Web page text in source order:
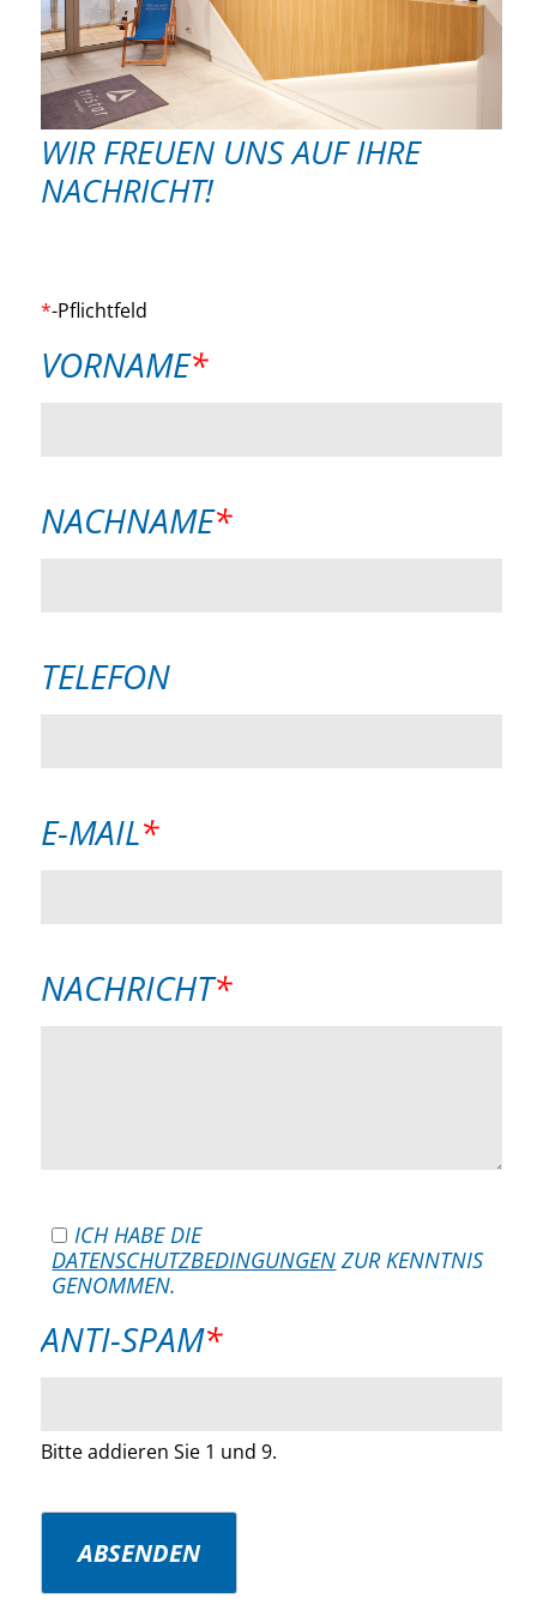
WIR FREUEN UNS AUF IHRE
NACHRICHT!
*-Pflichtfeld
PFLICHTFELD
VORNAME*
PFLICHTFELD
NACHNAME*
TELEFON
PFLICHTFELD
E-MAIL*
PFLICHTFELD
NACHRICHT*
ICH HABE DIE
DATENSCHUTZBEDINGUNGEN ZUR KENNTNIS
GENOMMEN.
PFLICHTFELD
ANTI-SPAM*
Bitte addieren Sie 1 und 9.
ABSENDEN